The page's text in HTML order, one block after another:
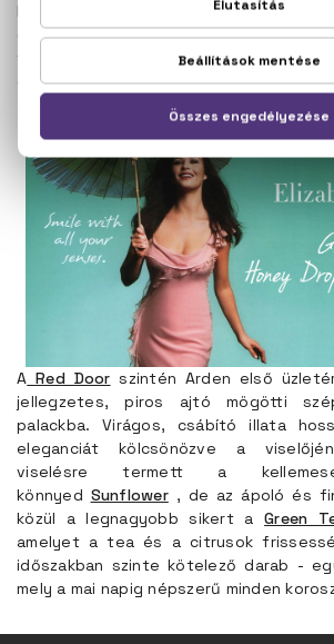
Kissé nehezebb, melegebb illat az
összetevői között narancsvirág,
található. Ez az illat eleganciát,
csempész a mindennapi rohanásba.
A Red Door szintén Arden első
jellegzetes, piros ajtó mögötti
palackba. Virágos, csábító illata
eleganciát kölcsönözve a
viselésre termett a
könnyed Sunflower, de az ápoló és
közül a legnagyobb sikert aGreen
amelyet a tea és a citrusok
időszakban szinte kötelező darab -
mely a mai napig népszerű minden